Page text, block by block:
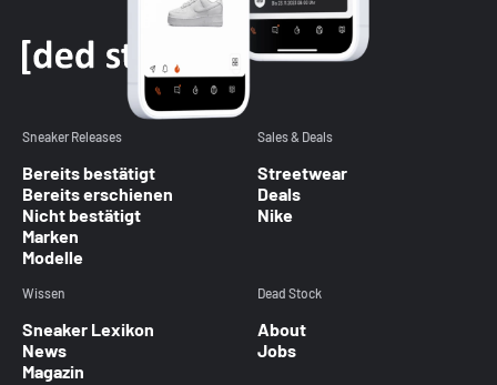
Sneaker Releases
Bereits bestätigt
Bereits erschienen
Nicht bestätigt
Marken
Modelle
Sales & Deals
Streetwear
Deals
Nike
Wissen
Sneaker Lexikon
News
Magazin
Dead Stock
About
Jobs